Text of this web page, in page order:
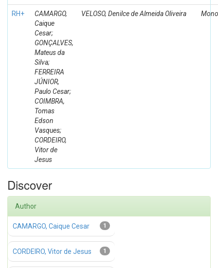
RH+
CAMARGO,
Caique
Cesar;
GONÇALVES,
Mateus da
Silva;
FERREIRA
JÚNIOR,
Paulo Cesar;
COIMBRA,
Tomas
Edson
Vasques;
CORDEIRO,
Vitor de
Jesus
VELOSO, Denilce de Almeida Oliveira
Discover
Author
1
CAMARGO, Caique Cesar
1
CORDEIRO, Vitor de Jesus